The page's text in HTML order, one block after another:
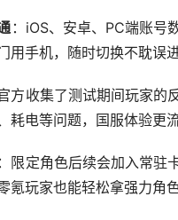
：iOS、安卓、PC端账号
用手机，随时切换不耽误进
方收集了测试期间玩家的
耗电等问题，国服体验更流
：限定角色后续会加入常驻
氪玩家也能轻松拿强力角色